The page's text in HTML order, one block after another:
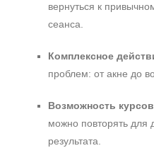
вернуться к
сеанса.
Комплексное
проблем: от акне до
Возможность
можно повторять для
результата.